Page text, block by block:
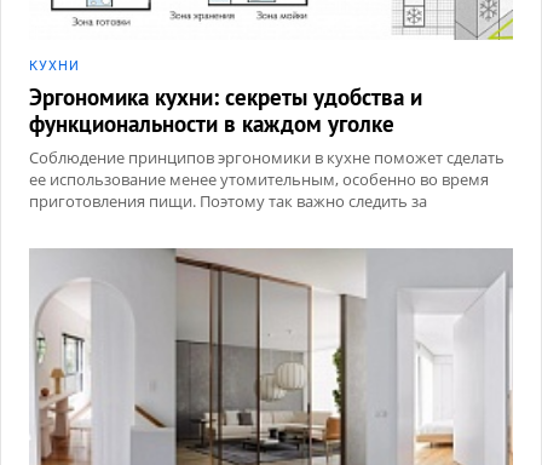
КУХНИ
Эргономика кухни: секреты удобства и
функциональности в каждом уголке
Соблюдение принципов эргономики в кухне поможет сделать
ее использование менее утомительным, особенно во время
приготовления пищи. Поэтому так важно следить за
удобством хранения кухонной утвари.